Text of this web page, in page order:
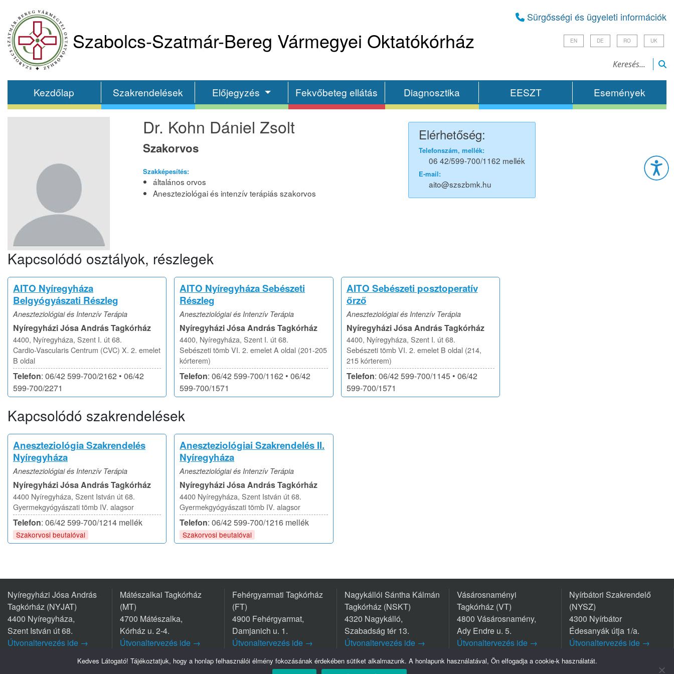
Szabolcs-Szatmár-Bereg Vármegyei Oktatókórház
Sürgősségi és ügyeleti információk
EN DE RO UK
Kezdőlap Szakrendelések Előjegyzés Fekvőbeteg ellátás Diagnosztika EESZT Események
Dr. Kohn Dániel Zsolt
Szakorvos
Szakképesítés:
általános orvos
Aneszteziológai és intenzív terápiás szakorvos
Elérhetőség:
Telefonszám, mellék:
06 42/599-700/1162 mellék
E-mail:
aito@szszbmk.hu
Kapcsolódó osztályok, részlegek
AITO Nyíregyháza
Belgyógyászati Részleg
Aneszteziológiai és Intenzív Terápia
Nyíregyházi Jósa András Tagkórház
4400, Nyíregyháza, Szent I. út 68.
Cardio-Vascularis Centrum (CVC) X. 2. emelet
B oldal
Telefon: 06/42 599-700/2162 • 06/42
599-700/2271
AITO Nyíregyháza Sebészeti
Részleg
Aneszteziológiai és Intenzív Terápia
Nyíregyházi Jósa András Tagkórház
4400, Nyíregyháza, Szent I. út 68.
Sebészeti tömb VI. 2. emelet A oldal (201-205
kórterem)
Telefon: 06/42 599-700/1162 • 06/42
599-700/1571
AITO Sebészeti posztoperatív
őrző
Aneszteziológiai és Intenzív Terápia
Nyíregyházi Jósa András Tagkórház
4400, Nyíregyháza, Szent I. út 68.
Sebészeti tömb VI. 2. emelet B oldal (214,
215 kórterem)
Telefon: 06/42 599-700/1145 • 06/42
599-700/1571
Kapcsolódó szakrendelések
Aneszteziológia Szakrendelés
Nyíregyháza
Aneszteziológiai és Intenzív Terápia
Nyíregyházi Jósa András Tagkórház
4400 Nyíregyháza, Szent István út 68.
Gyermekgyógyászati tömb IV. alagsor
Telefon: 06/42 599-700/1214 mellék
Szakorvosi beutalóval
Aneszteziológiai Szakrendelés II.
Nyíregyháza
Aneszteziológiai és Intenzív Terápia
Nyíregyházi Jósa András Tagkórház
4400 Nyíregyháza, Szent István út 68.
Gyermekgyógyászati tömb IV. alagsor
Telefon: 06/42 599-700/1216 mellék
Szakorvosi beutalóval
Nyíregyházi Jósa András
Tagkórház (NYJAT)
4400 Nyíregyháza,
Szent István út 68.
Útvonaltervezés ide →
Mátészalkai Tagkórház
(MT)
4700 Mátészalka,
Kórház u. 2-4.
Útvonaltervezés ide →
Fehérgyarmati Tagkórház
(FT)
4900 Fehérgyarmat,
Damjanich u. 1.
Útvonaltervezés ide →
Nagykállói Sántha Kálmán
Tagkórház (NSKT)
4320 Nagykálló,
Szabadság tér 13.
Útvonaltervezés ide →
Vásárosnaményi
Tagkórház (VT)
4800 Vásárosnamény,
Ady Endre u. 5.
Útvonaltervezés ide →
Tel.: +36 45/570-770
Nyírbátori Szakrendelő
(NYSZ)
4300 Nyírbátor
Édesanyák útja 1/a.
Útvonaltervezés ide →
Kedves Látogató! Tájékoztatjuk, hogy a honlap felhasználói élmény fokozásának érdekében sütiket alkalmazunk. A honlapunk használatával, Ön elfogadja a cookie-k használatát.